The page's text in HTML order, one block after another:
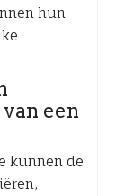
hun
een
kunnen de